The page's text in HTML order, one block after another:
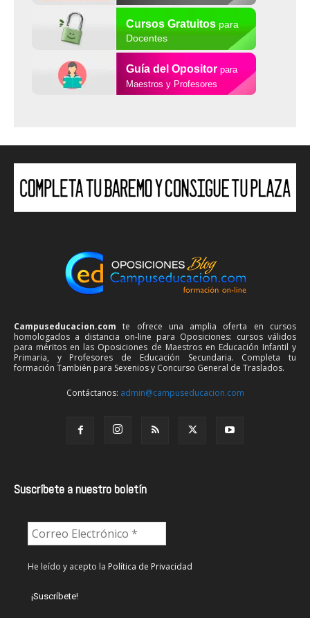
Cursos Gratuitospara
Docentes
Guía del Opositor para
Maestros y Profesores
Campuseducacion.com te ofrece una amplia oferta en cursos
homologados a distancia on-line para Oposiciones: cursos válidos
para méritos en las Oposiciones de Maestros en Educación Infantil y
Primaria, y Profesores de Educación Secundaria. Completa tu
formación También para Sexenios y Concurso General de Traslados.
Contáctanos: admin@campuseducacion.com
Suscríbete a nuestro boletín
He leído y acepto la Política de Privacidad